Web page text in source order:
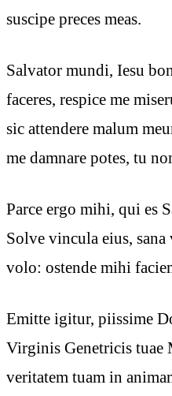
suscipe preces meas.
Salvator mundi, Iesu
faceres, respice me
sic attendere malum
me damnare potes, tu
Parce ergo mihi, qui es
Solve vincula eius,
volo: ostende mihi
Emitte igitur, piissime
Virginis Genetricis tuae
veritatem tuam in